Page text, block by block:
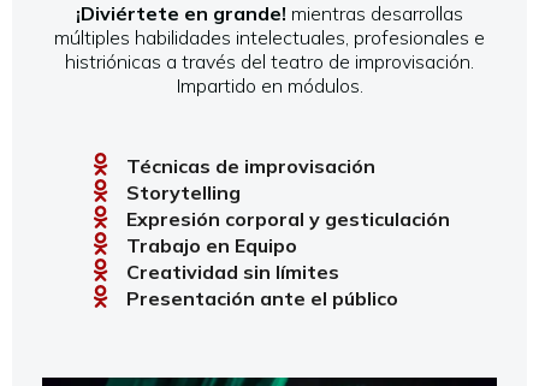
¡Diviértete en grande! mientras desarrollas
múltiples habilidades intelectuales, profesionales e
histriónicas a través del teatro de improvisación.
Impartido en módulos.
Técnicas de improvisación
Storytelling
Expresión corporal y gesticulación
Trabajo en Equipo
Creatividad sin límites
Presentación ante el público